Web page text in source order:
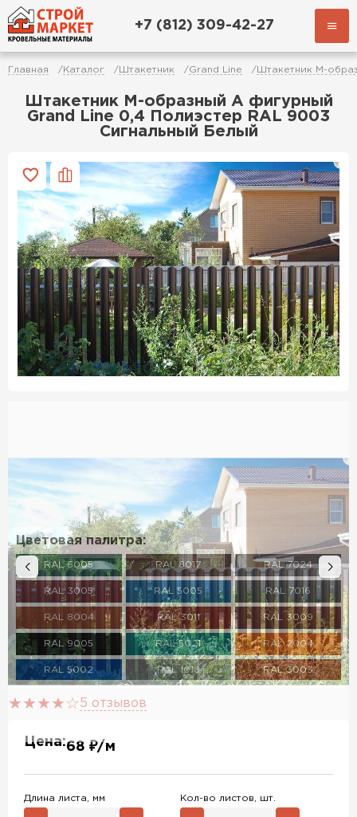
+7 (812) 309-42-27
Главная Каталог Штакетник Grand Line Штакетник М-
Штакетник М-образный А фигурный
Grand Line 0,4 Полиэстер RAL 9003
Сигнальный Белый
Цветовая палитра:
RAL 6005 RAL 8017 RAL 7024
RAL 3005 RAL 5005 RAL 7016
RAL 8004 RAL 3011 RAL 3009
RAL 9005 RAL 5021 RAL 2004
RAL 5002 RAL 1018 RAL 3003
RAL 6002
RAL 9003
RR 23
5 отзывов
Цена:68 ₽/м
Длина листа, мм Кол-во листов, шт.